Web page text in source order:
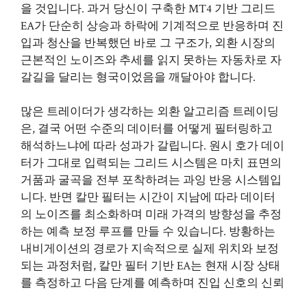
을 것입니다. 과거 당신이 구축한 MT4 기반 그리드
EA가 단순히 상승과 하락에 기계적으로 반응하며 진
입과 청산을 반복했던 바로 그 구조가, 외환 시장의
근본적인 노이즈와 추세를 읽지 못하는 자동차로 자
갈길을 달리는 형국이었음을 깨달아야 합니다.
많은 트레이더가 생각하는 외환 알고리즘 트레이딩
은, 결국 어떤 수준의 데이터를 어떻게 필터링하고
해석하느냐에 따라 성과가 갈립니다. 원시 호가 데이
터가 그대로 입력되는 그리드 시스템은 마치 표면의
거품과 굴곡을 전부 포착하려는 과잉 반응 시스템입
니다. 반면 칼만 필터는 시간이 지남에 따라 데이터
의 노이즈를 최소화하며 미래 가격의 방향성을 추정
하는 예측 보정 루프를 만들 수 있습니다. 방황하는
내비게이션의 경로가 지속적으로 실제 위치와 보정
되는 과정처럼, 칼만 필터 기반 EA는 현재 시장 상태
를 측정하고 다음 단계를 예측하며 진입 신호의 신뢰